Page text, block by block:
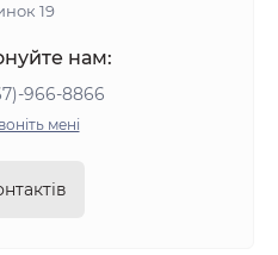
19
нам:
966-8866
мені